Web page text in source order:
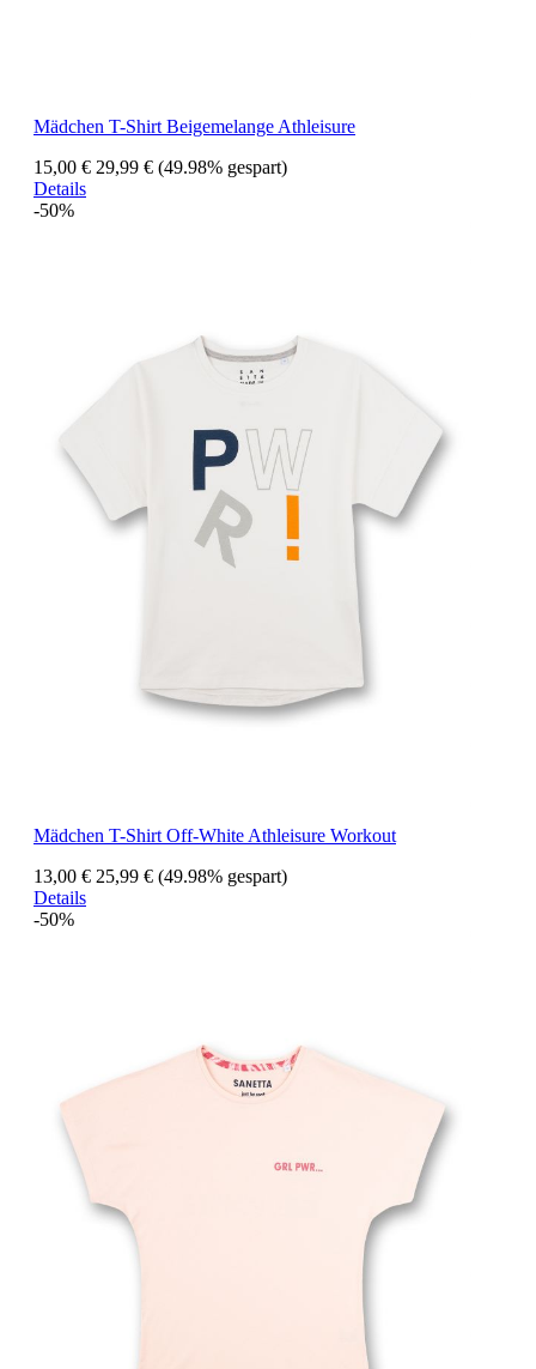
Mädchen T-Shirt Beigemelange Athleisure
15,00 € 29,99 € (49.98% gespart)
Details
-50%
Mädchen T-Shirt Off-White Athleisure Workout
13,00 € 25,99 € (49.98% gespart)
Details
-50%